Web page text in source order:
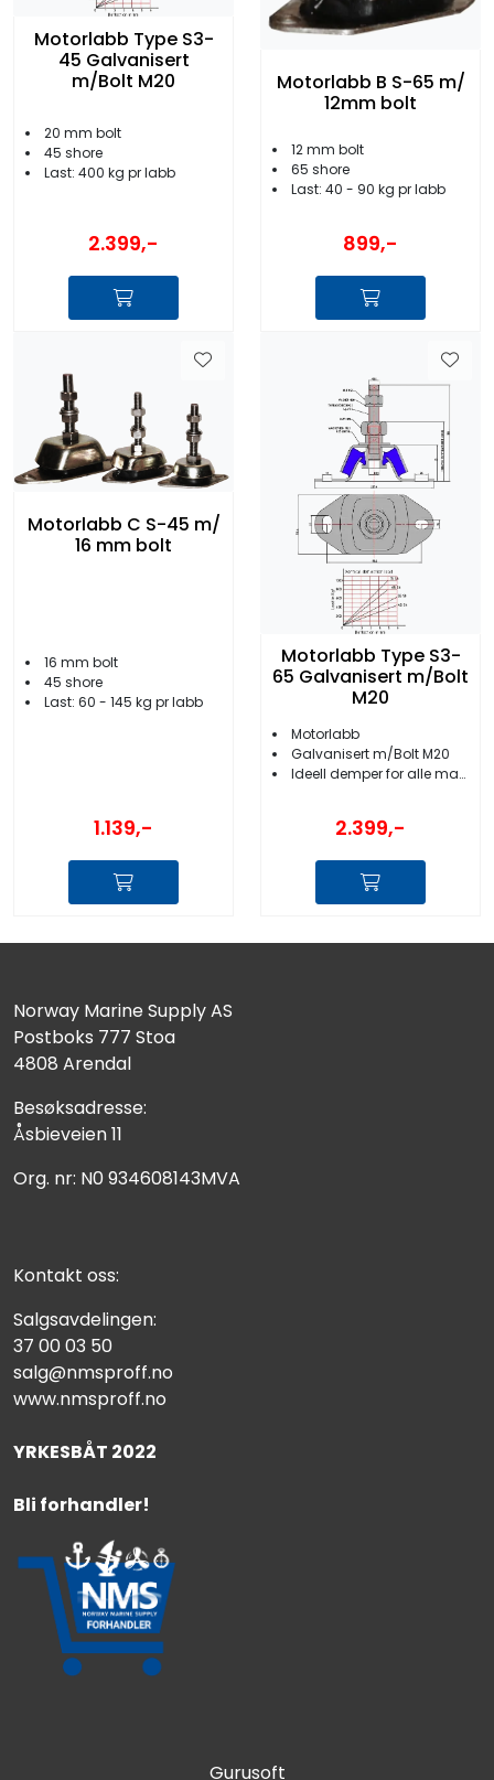
Motorlabb Type S3-
45 Galvanisert
m/Bolt M20
20 mm bolt
45 shore
Last: 400 kg pr labb
2.399,-
Motorlabb B S-65 m/
12mm bolt
12 mm bolt
65 shore
Last: 40 - 90 kg pr labb
899,-
Motorlabb C S-45 m/
16 mm bolt
16 mm bolt
45 shore
Last: 60 - 145 kg pr labb
1.139,-
Motorlabb Type S3-
65 Galvanisert m/Bolt
M20
Motorlabb
Galvanisert m/Bolt M20
Ideell demper for alle marinemotorer
2.399,-
Norway Marine Supply AS
Postboks 777 Stoa
4808 Arendal
Besøksadresse:
Åsbieveien 11
Org. nr: N0 934608143MVA
Kontakt oss:
Salgsavdelingen:
37 00 03 50
salg@nmsproff.no
www.nmsproff.no
YRKESBÅT 2022
Bli forhandler!
Gurusoft